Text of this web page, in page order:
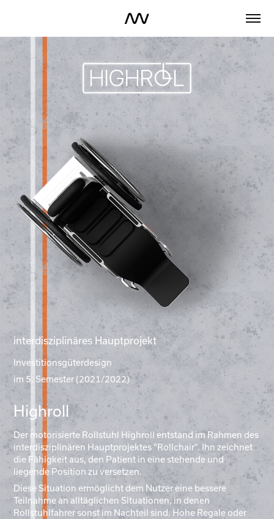
interdisziplinäres Hauptprojekt
Investitionsgüterdesign
im 5. Semester (2021/2022)
Highroll
Der motorisierte Rollstuhl Highroll entstand im Rahmen des
interdisziplinären Hauptprojektes "Rollchair". Ihn zeichnet
die Fähigkeit aus, den Patient in eine stehende und
liegende Position zu versetzen.
Diese Situation ermöglicht dem Nutzer eine bessere
Teilnahme an alltäglichen Situationen, in denen
Rollstuhlfahrer sonst im Nachteil sind. Hohe Regale oder